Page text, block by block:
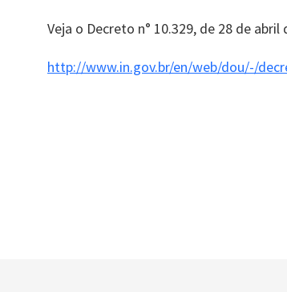
Veja o Decreto n° 10.329, de 28 de
http://www.in.gov.br/en/web/dou/-/